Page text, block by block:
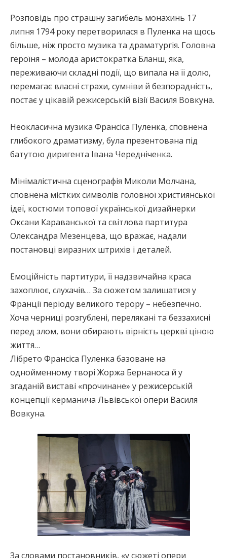
Розповідь про страшну загибель монахинь 17
липня 1794 року перетворилася в Пуленка на щось
більше, ніж просто музика та драматургія. Головна
героїня – молода аристократка Бланш, яка,
переживаючи складні події, що випала на її долю,
перемагає власні страхи, сумніви й безпорадність,
постає у цікавій режисерській візії Василя Вовкуна.
Неокласична музика Франсіса Пуленка, сповнена
глибокого драматизму, була презентована під
батутою диригента Івана Чередніченка.
Мінімалістична сценографія Миколи Молчана,
сповнена містких символів головної християнської
ідеї, костюми топової української дизайнерки
Оксани Караванської та світлова партитура
Олександра Мезенцева, що вражає, надали
постановці виразних штрихів і деталей.
Емоційність партитури, її надзвичайна краса
захоплює, слухачів… За сюжетом залишатися у
Франції періоду великого терору – небезпечно.
Хоча черниці розгублені, перелякані та беззахисні
перед злом, вони обирають вірність церкві ціною
життя…
Лібрето Франсіса Пуленка базоване на
однойменному творі Жоржа Бернаноса й у
згаданій виставі «прочинане» у режисерській
концепції керманича Львівської опери Василя
Вовкуна.
За словами постановників, «у сюжеті опери